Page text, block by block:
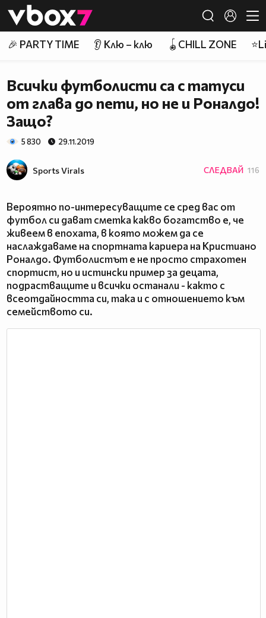
👾
🎉 PARTY TIME 👂 Клю – клю 🪀CHILL ZONE
Всички футболисти са с татуси
от глава до пети, но не и Роналдо!
Защо?
5 830 29.11.2019
Sports Virals СЛЕДВАЙ 116
Вероятно по-интересуващите се сред вас от
футбол си дават сметка какво богатство е, че
живеем в епохата, в която можем да се
наслаждаваме на спортната кариера на Кристиано
Роналдо. Футболистът е не просто страхотен
спортист, но и истински пример за децата,
подрастващите и всички останали - както с
всеотдайността си, така и с отношението към
семейството си.